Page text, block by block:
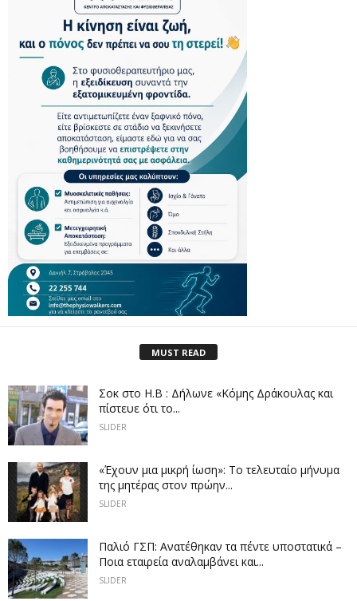
MUST READ
Σοκ στο Η.Β : Δήλωνε «Κόμης Δράκουλας και
πίστευε ότι το...
SLIDER
«Έχουν μια μικρή ίωση»: Το τελευταίο μήνυμα
της μητέρας στον πρώην...
SLIDER
Παλιό ΓΣΠ: Ανατέθηκαν τα πέντε υποστατικά –
Ποια εταιρεία αναλαμβάνει και...
SLIDER